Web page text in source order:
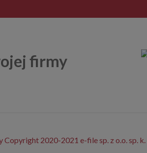
firmy
Copyright 2020-2021 e-file sp. z o.o. sp. k.